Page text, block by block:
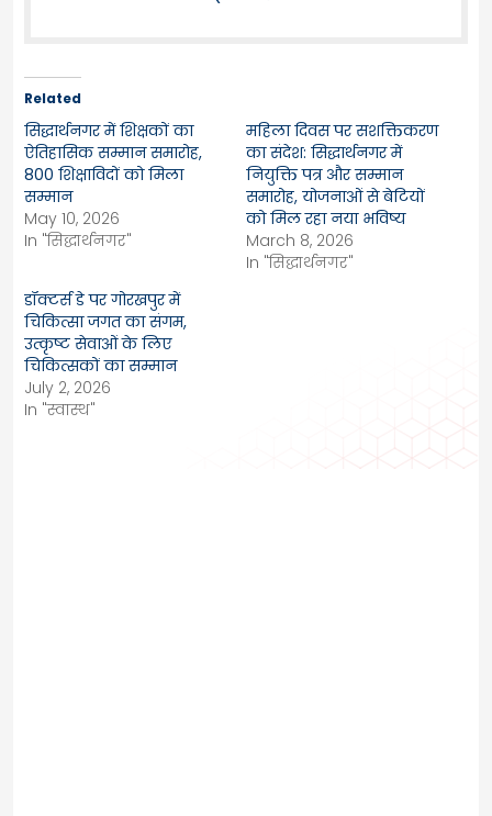
Related
सिद्धार्थनगर में शिक्षकों का
ऐतिहासिक सम्मान समारोह,
800 शिक्षाविदों को मिला
सम्मान
May 10, 2026
In "सिद्धार्थनगर"
महिला दिवस पर सशक्तिकरण
का संदेश: सिद्धार्थनगर में
नियुक्ति पत्र और सम्मान
समारोह, योजनाओं से बेटियों
को मिल रहा नया भविष्य
March 8, 2026
In "सिद्धार्थनगर"
डॉक्टर्स डे पर गोरखपुर में
चिकित्सा जगत का संगम,
उत्कृष्ट सेवाओं के लिए
चिकित्सकों का सम्मान
July 2, 2026
In "स्वास्थ"